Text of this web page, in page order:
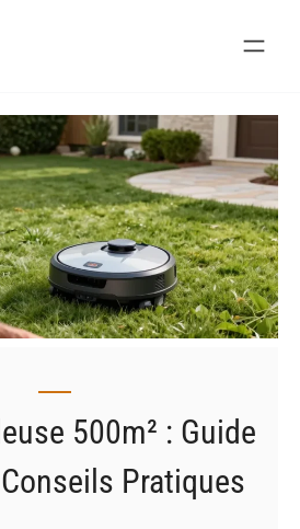
500m² : Guide
Conseils Pratiques